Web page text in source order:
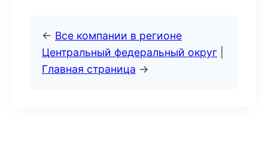
← Все компании в регионе
Центральный федеральный округ
Главная страница →